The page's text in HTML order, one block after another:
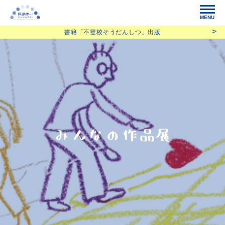
MENU
書籍「不登校そうだんしつ」出版